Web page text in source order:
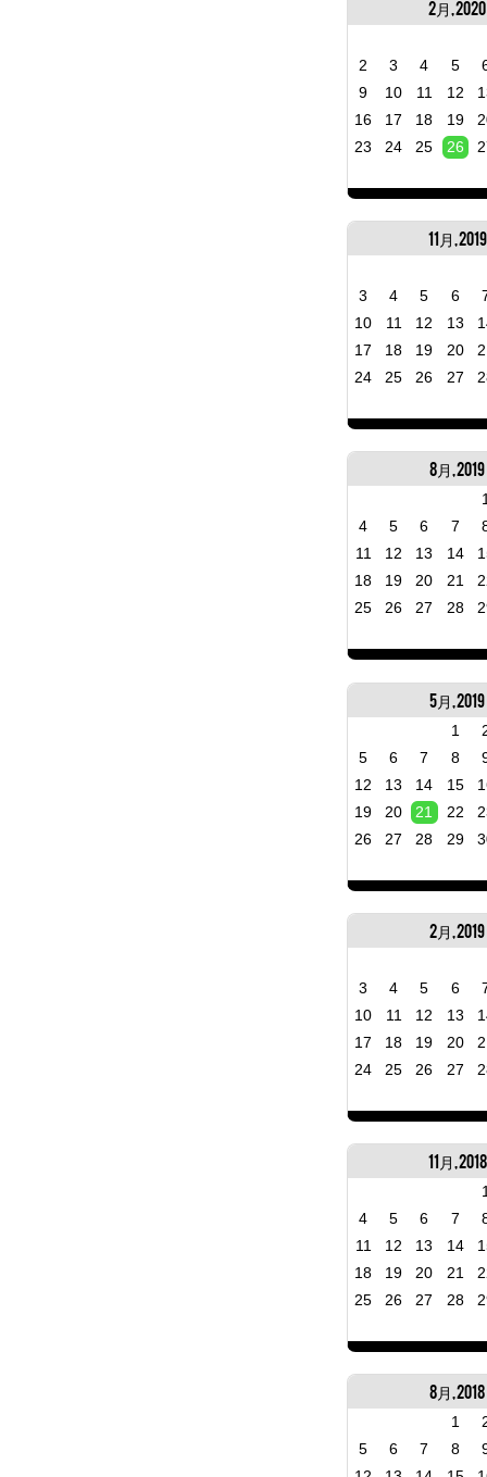
2月, 2020
2 3 4 5
9
10 11 12
16
17 18 19
23
24 25 26
11月, 2019
3 4 5 6
10
11 12 13
17
18 19 20
24
25 26 27
8月, 2019
4
5 6 7
11
12 13 14
18
19 20 21
25
26 27 28
5月, 2019
1
5
6 7 8
12
13 14 15
19
20 21 22
26
27 28 29
2月, 2019
3 4 5 6
10
11 12 13
17
18 19 20
24
25 26 27
11月, 2018
4
5 6 7
11
12 13 14
18
19 20 21
25
26 27 28
8月, 2018
1
5
6 7 8